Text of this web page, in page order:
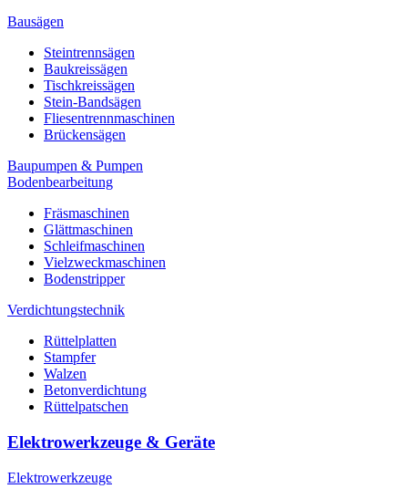
Bausägen
Steintrennsägen
Baukreissägen
Tischkreissägen
Stein-Bandsägen
Fliesentrennmaschinen
Brückensägen
Baupumpen & Pumpen
Bodenbearbeitung
Fräsmaschinen
Glättmaschinen
Schleifmaschinen
Vielzweckmaschinen
Bodenstripper
Verdichtungstechnik
Rüttelplatten
Stampfer
Walzen
Betonverdichtung
Rüttelpatschen
Elektrowerkzeuge & Geräte
Elektrowerkzeuge